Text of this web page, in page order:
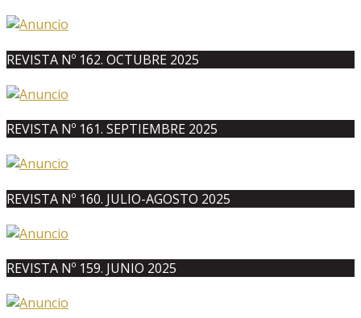
REVISTA Nº 162. OCTUBRE 2025
REVISTA Nº 161. SEPTIEMBRE 2025
REVISTA Nº 160. JULIO-AGOSTO 2025
REVISTA Nº 159. JUNIO 2025